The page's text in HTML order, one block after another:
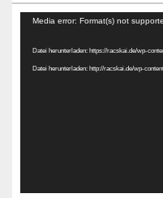
Video-
Media error: Format(s) not
Datei herunterladen: https://racskai.de/wp-
Datei herunterladen: http://racskai.de/wp-